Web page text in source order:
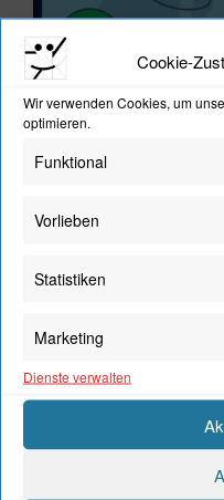
Cookie-
Wir verwenden Cookies, um
optimieren.
Funktional
Vorlieben
Statistiken
Marketing
Dienste verwalten
Player